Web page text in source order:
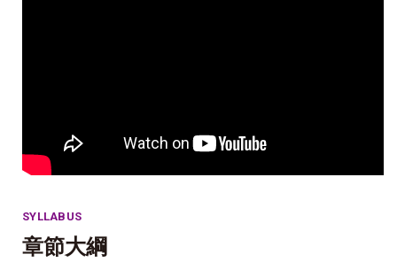
SYLLABUS
章節大綱